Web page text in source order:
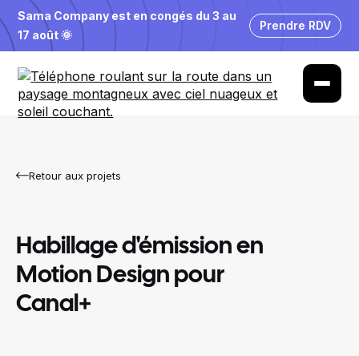
Sama Company est en congés du 3 au
17 août 🌞
Prendre RDV
Retour aux projets
Habillage d'émission en
Motion Design pour
Canal+